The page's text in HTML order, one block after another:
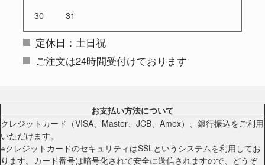
30 31
定休日：土日祝
ご注文は24時間受付けております
お支払い方法について
クレジットカード（VISA、Master、JCB、Amex）、銀行振込をご利用
いただけます。
※クレジットカードのセキュリティはSSLというシステムを利用してお
ります。カード番号は暗号化されて安全に送信されますので、どうぞ